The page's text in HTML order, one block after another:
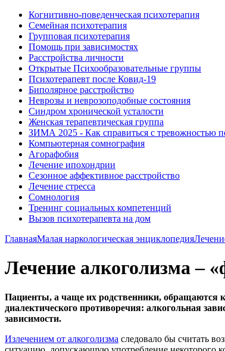
Когнитивно-поведенческая психотерапия
Семейная психотерапия
Групповая психотерапия
Помощь при зависимостях
Расстройства личности
Открытые Психообразовательные группы
Психотерапевт после Ковид-19
Биполярное расстройство
Неврозы и неврозоподобные состояния
Синдром хронической усталости
Женская терапевтическая группа
ЗИМА 2025 - Как справиться с тревожностью
Компьютерная сомнография
Агорафобия
Лечение ипохондрии
Сезонное аффективное расстройство
Лечение стресса
Сомнология
Тренинг социальных компетенций
Вызов психотерапевта на дом
ГлавнаяМалая наркологическая энциклопедия
Лечение алкоголизма –
Пациенты, а чаще их родственники, обращаются
диалектического противоречия: алкогольная
зависимости.
Излечением от алкоголизма следовало бы считать